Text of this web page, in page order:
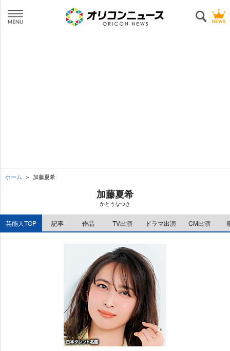
ホーム 加藤夏希
加藤夏希
かとうなつき
芸能人TOP 記事 作品 TV出演 ドラマ出演 CM出演